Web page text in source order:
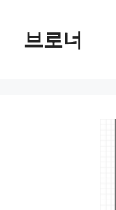
브로너